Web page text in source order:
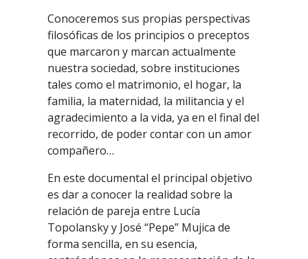
Conoceremos sus propias perspectivas
filosóficas de los principios o preceptos
que marcaron y marcan actualmente
nuestra sociedad, sobre instituciones
tales como el matrimonio, el hogar, la
familia, la maternidad, la militancia y el
agradecimiento a la vida, ya en el final del
recorrido, de poder contar con un amor
compañero…
En este documental el principal objetivo
es dar a conocer la realidad sobre la
relación de pareja entre Lucía
Topolansky y José “Pepe” Mujica de
forma sencilla, en su esencia,